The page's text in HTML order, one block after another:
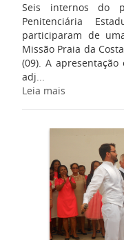
Seis internos do
Penitenciária
participaram de
Missão Praia da
(09). A
adj...
Leia mais